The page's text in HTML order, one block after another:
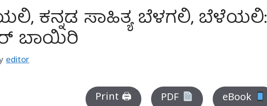
ಕನ್ನಡ ಸಾಹಿತ್ಯ ಬೆಳಗಲಿ, ಬೆಳೆಯಲಿ:
ಬಾಯಿರಿ
editor
Print 🖨 PDF eBook